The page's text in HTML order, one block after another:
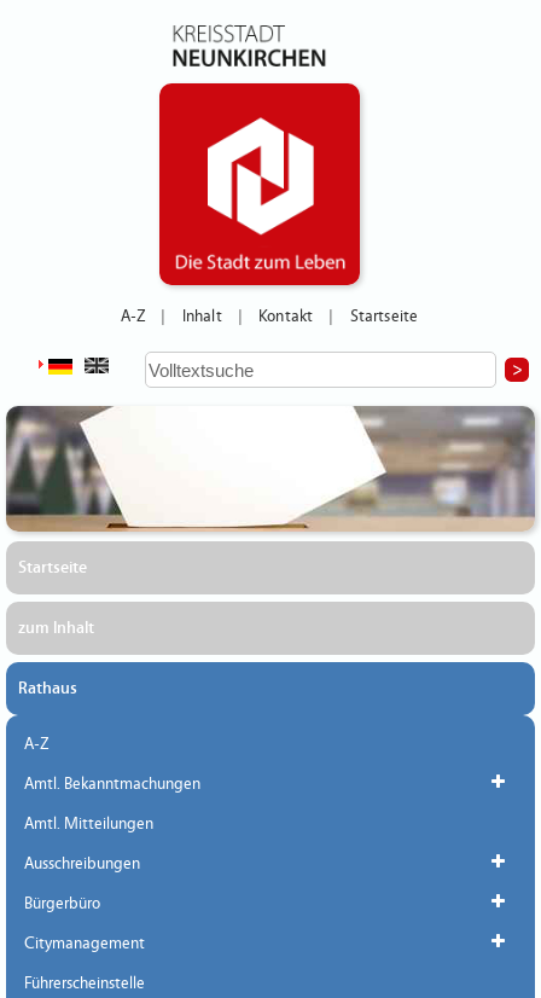
A-Z Inhalt Kontakt Startseite
Startseite
zum Inhalt
Rathaus
A-Z
Amtl. Bekanntmachungen
Amtl. Mitteilungen
Ausschreibungen
Bürgerbüro
Citymanagement
Führerscheinstelle